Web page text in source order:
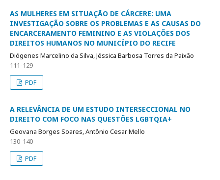
AS MULHERES EM SITUAÇÃO DE CÁRCERE: UMA
INVESTIGAÇÃO SOBRE OS PROBLEMAS E AS CAUSAS DO
ENCARCERAMENTO FEMININO E AS VIOLAÇÕES DOS
DIREITOS HUMANOS NO MUNICÍPIO DO RECIFE
Diógenes Marcelino da Silva, Jéssica Barbosa Torres da Paixão
111-129
PDF
A RELEVÂNCIA DE UM ESTUDO INTERSECCIONAL NO
DIREITO COM FOCO NAS QUESTÕES LGBTQIA+
Geovana Borges Soares, Antônio Cesar Mello
130-140
PDF